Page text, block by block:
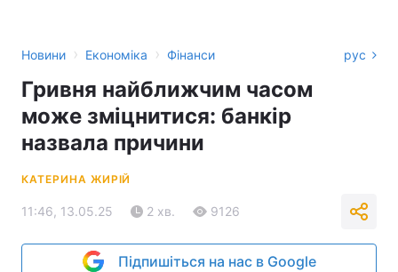
Новини › Економіка › Фінанси рус
Гривня найближчим часом
може зміцнитися: банкір
назвала причини
КАТЕРИНА ЖИРІЙ
11:46, 13.05.25 2 хв. 9126
Підпишіться на нас в Google